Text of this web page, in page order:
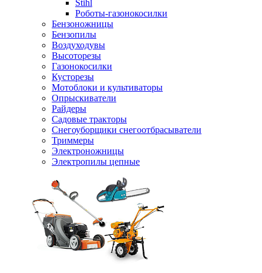
Stihl
Роботы-газонокосилки
Бензоножницы
Бензопилы
Воздухо­дувы
Высоторезы
Газонокосилки
Кусторезы
Мотоблоки и культиваторы
Опрыскиватели
Райдеры
Садовые тракторы
Снегоуборщики снегоотбрасыватели
Триммеры
Электроножницы
Электропилы цепные